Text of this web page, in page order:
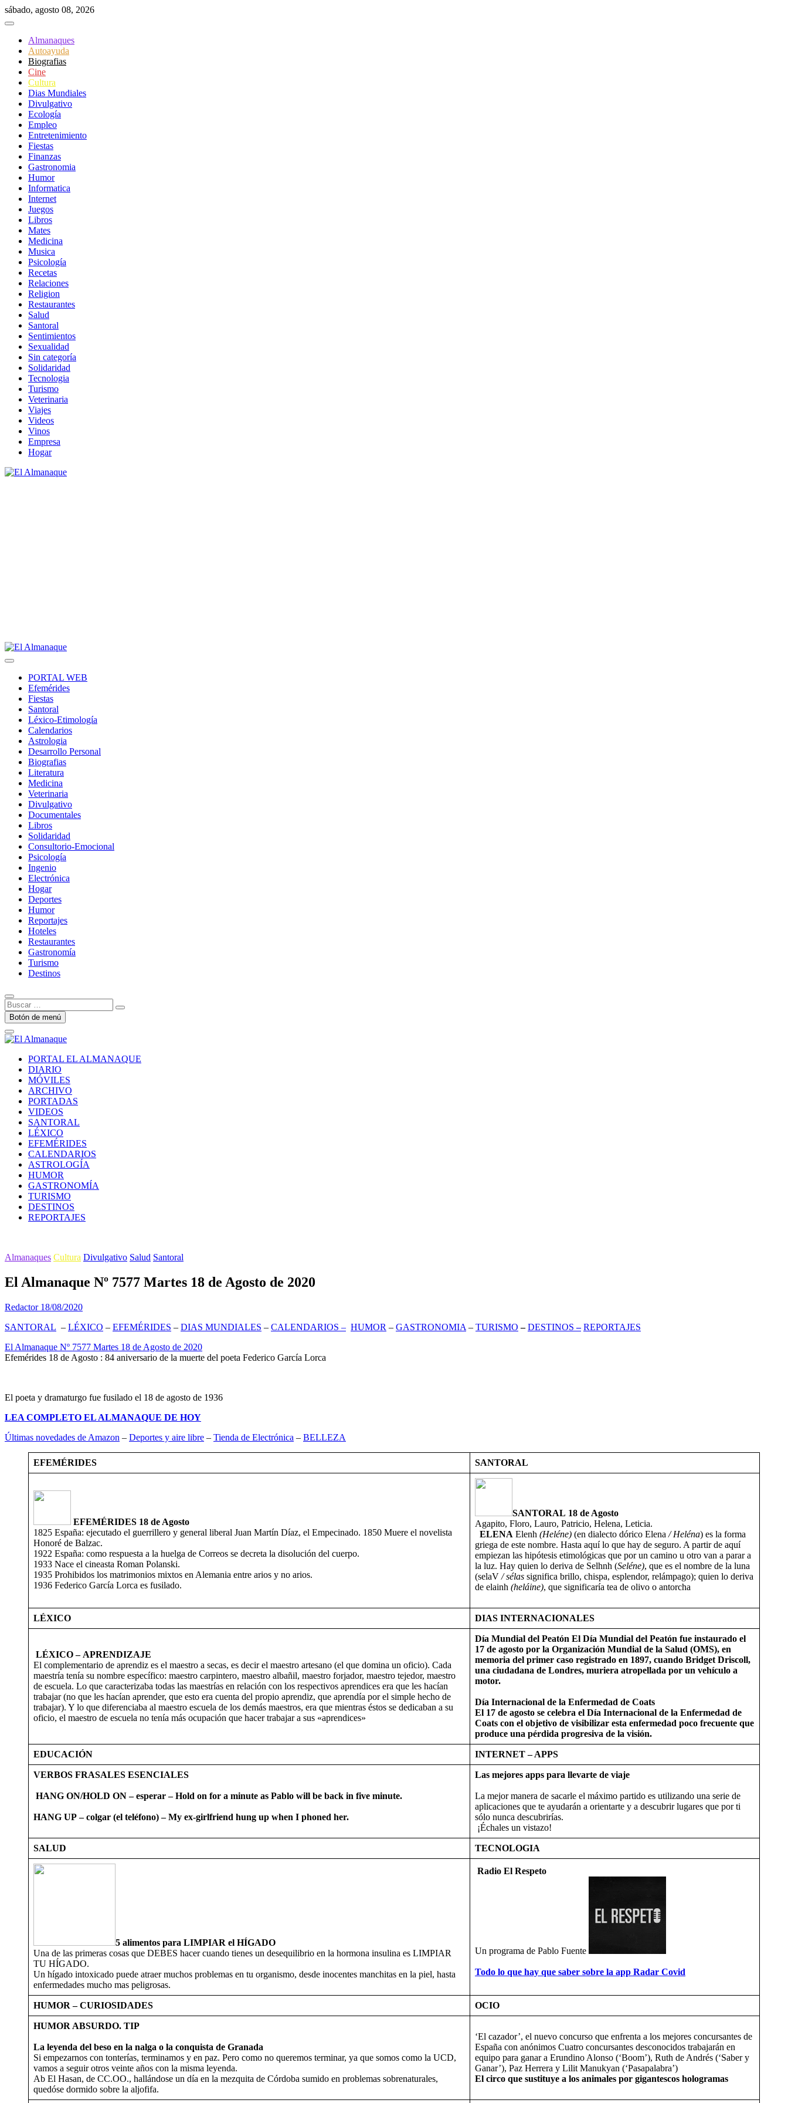
Saltar
al
sábado, agosto 08, 2026
Almanaques
Autoayuda
Biografias
Cine
Cultura
Dias Mundiales
Divulgativo
Ecología
Empleo
Entretenimiento
Fiestas
Finanzas
Gastronomia
Humor
Informatica
Internet
Juegos
Libros
Mates
Medicina
Musica
Psicología
Recetas
Relaciones
Religion
Restaurantes
Salud
Santoral
Sentimientos
Sexualidad
Sin categoría
Solidaridad
Tecnologia
Turismo
Veterinaria
Viajes
Videos
Vinos
Empresa
Hogar
PORTAL WEB
Efemérides
Fiestas
Santoral
Léxico-Etimología
Calendarios
Astrologia
Desarrollo Personal
Biografias
Literatura
Medicina
Veterinaria
Divulgativo
Documentales
Libros
Solidaridad
Consultorio-Emocional
Psicología
Ingenio
Electrónica
Hogar
Deportes
Humor
Reportajes
Hoteles
Restaurantes
Gastronomía
Turismo
Destinos
Buscar
…Botón de menú
PORTAL EL ALMANAQUE
DIARIO
MÓVILES
ARCHIVO
PORTADAS
VIDEOS
SANTORAL
LÉXICO
EFEMÉRIDES
CALENDARIOS
ASTROLOGÍA
HUMOR
GASTRONOMÍA
TURISMO
DESTINOS
REPORTAJES
Almanaques Cultura Divulgativo Salud Santoral
El Almanaque Nº 7577 Martes 18 de Agosto de 2020
Redactor18/08/2020
SANTORAL – LÉXICO – EFEMÉRIDES – DIAS MUNDIALES – CALENDARIOS – HUMOR – GASTRONOMIA – TURISMO – DESTINOS – REPORTAJES
El Almanaque Nº 7577 Martes 18 de Agosto de 2020
Efemérides 18 de Agosto : 84 aniversario de la muerte del poeta Federico García Lorca
El poeta y dramaturgo fue fusilado el 18 de agosto de 1936
LEA COMPLETO EL ALMANAQUE DE HOY
Últimas novedades de Amazon – Deportes y aire libre – Tienda de Electrónica – BELLEZA
EFEMÉRIDES SANTORAL
EFEMÉRIDES 18 de Agosto
1825 España: ejecutado el guerrillero y general liberal Juan Martín Díaz, el Empecinado. 1850 Muere el novelista
Honoré de Balzac.
1922 España: como respuesta a la huelga de Correos se decreta la disolución del cuerpo.
1933 Nace el cineasta Roman Polanski.
1935 Prohibidos los matrimonios mixtos en Alemania entre arios y no arios.
1936 Federico García Lorca es fusilado.
SANTORAL 18 de Agosto
Agapito, Floro, Lauro, Patricio, Helena, Leticia.
ELENA Elenh (Heléne) (en dialecto dórico Elena / Heléna) es la forma
griega de este nombre. Hasta aquí lo que hay de seguro. A partir de aquí
empiezan las hipótesis etimológicas que por un camino u otro van a parar a
la luz. Hay quien lo deriva de Selhnh (Seléne), que es el nombre de la luna
(selaV / sélas significa brillo, chispa, esplendor, relámpago); quien lo deriva
de elainh (heláine), que significaría tea de olivo o antorcha
LÉXICO DIAS INTERNACIONALES
LÉXICO – APRENDIZAJE
El complementario de aprendiz es el maestro a secas, es decir el maestro artesano (el que domina un oficio). Cada
maestría tenía su nombre específico: maestro carpintero, maestro albañil, maestro forjador, maestro tejedor, maestro
de escuela. Lo que caracterizaba todas las maestrías en relación con los respectivos aprendices era que les hacían
trabajar (no que les hacían aprender, que esto era cuenta del propio aprendiz, que aprendía por el simple hecho de
trabajar). Y lo que diferenciaba al maestro escuela de los demás maestros, era que mientras éstos se dedicaban a su
oficio, el maestro de escuela no tenía más ocupación que hacer trabajar a sus «aprendices»
Día Mundial del Peatón El Día Mundial del Peatón fue instaurado el
17 de agosto por la Organización Mundial de la Salud (OMS), en
memoria del primer caso registrado en 1897, cuando Bridget Driscoll,
una ciudadana de Londres, muriera atropellada por un vehículo a
motor.
Día Internacional de la Enfermedad de Coats
El 17 de agosto se celebra el Día Internacional de la Enfermedad de
Coats con el objetivo de visibilizar esta enfermedad poco frecuente que
produce una pérdida progresiva de la visión.
EDUCACIÓN INTERNET – APPS
VERBOS FRASALES ESENCIALES
HANG ON/HOLD ON – esperar – Hold on for a minute as Pablo will be back in five minute.
HANG UP – colgar (el teléfono) – My ex-girlfriend hung up when I phoned her.
Las mejores apps para llevarte de viaje
La mejor manera de sacarle el máximo partido es utilizando una serie de
aplicaciones que te ayudarán a orientarte y a descubrir lugares que por ti
sólo nunca descubrirías.
¡Échales un vistazo!
SALUD TECNOLOGIA
5 alimentos para LIMPIAR el HÍGADO
Una de las primeras cosas que DEBES hacer cuando tienes un desequilibrio en la hormona insulina es LIMPIAR
TU HÍGADO.
Un hígado intoxicado puede atraer muchos problemas en tu organismo, desde inocentes manchitas en la piel, hasta
enfermedades mucho mas peligrosas.
Radio El Respeto
Un programa de Pablo Fuente
Todo lo que hay que saber sobre la app Radar Covid
HUMOR – CURIOSIDADES OCIO
HUMOR ABSURDO. TIP
La leyenda del beso en la nalga o la conquista de Granada
Si empezarnos con tonterías, terminamos y en paz. Pero como no queremos terminar, ya que somos como la UCD,
vamos a seguir otros veinte años con la misma leyenda.
Ab El Hasan, de CC.OO., hallándose un día en la mezquita de Córdoba sumido en problemas sobrenaturales,
quedóse dormido sobre la aljofifa.
‘El cazador’, el nuevo concurso que enfrenta a los mejores concursantes de
España con anónimos Cuatro concursantes desconocidos trabajarán en
equipo para ganar a Erundino Alonso (‘Boom’), Ruth de Andrés (‘Saber y
Ganar’), Paz Herrera y Lilit Manukyan (‘Pasapalabra’)
El circo que sustituye a los animales por gigantescos hologramas